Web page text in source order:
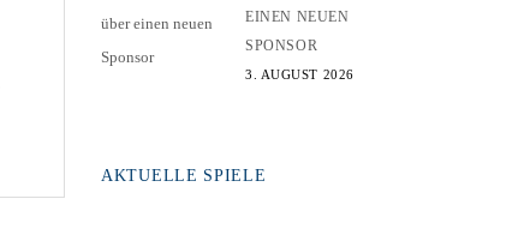
EINEN NEUEN
SPONSOR
3. AUGUST 2026
AKTUELLE SPIELE